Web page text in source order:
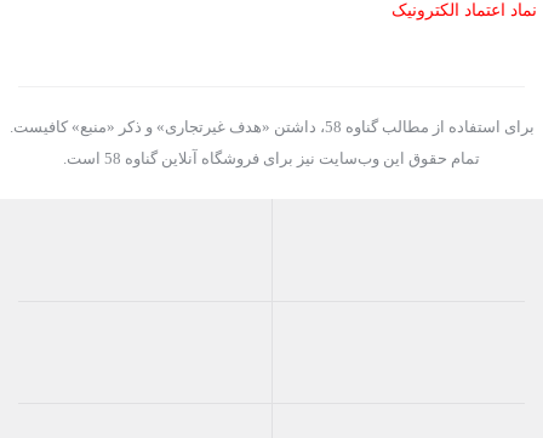
نماد اعتماد الکترونیک
برای استفاده از مطالب گناوه 58، داشتن «هدف غیرتجاری» و ذکر «منبع» کافیست.
تمام حقوق اين وب‌سايت نیز برای فروشگاه آنلاین گناوه 58 است.